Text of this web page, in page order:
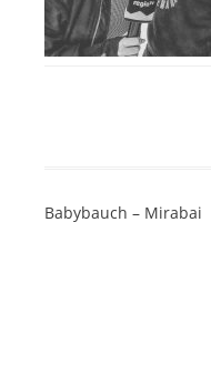
Babybauch – Mirabai